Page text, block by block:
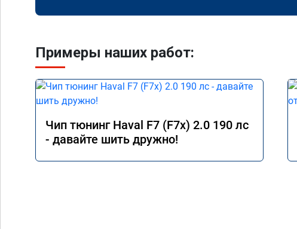
Примеры наших работ:
Чип тюнинг Haval F7 (F7x) 2.0 190 лс
- давайте шить дружно!